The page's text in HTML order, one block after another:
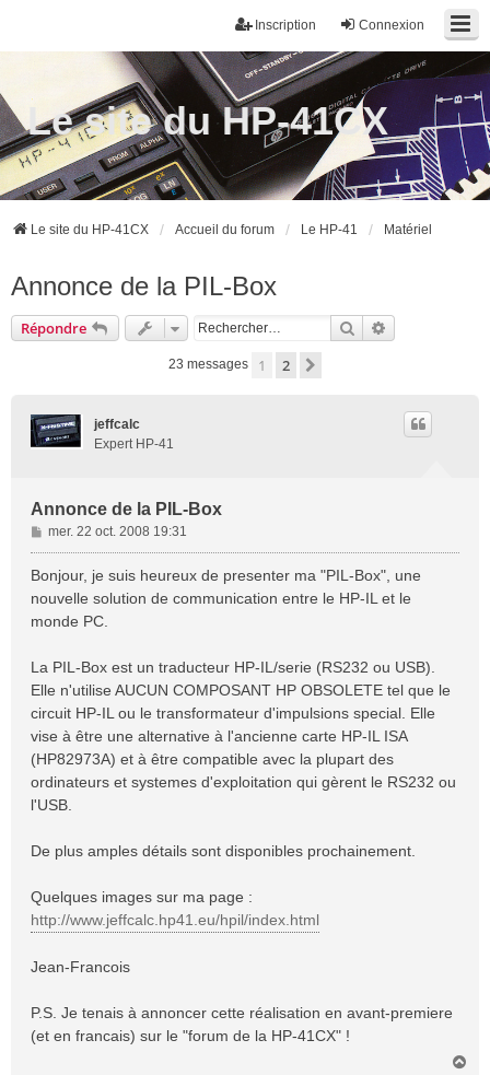
Connexion
Inscription
Le site du HP-41CX
Le site du HP-41CX Accueil du forum Le HP-41 Matériel
Annonce de la PIL-Box
Répondre Rechercher
23 messages 1 2
jeffcalc
Expert HP-41
Annonce de la PIL-Box
M
e
s
g
mer. 22 oct. 2008 19:31
Bonjour, je suis heureux de presenter ma "PIL-Box", une
nouvelle solution de communication entre le HP-IL et le
monde PC.
La PIL-Box est un traducteur HP-IL/serie (RS232 ou USB).
Elle n'utilise AUCUN COMPOSANT HP OBSOLETE tel que le
circuit HP-IL ou le transformateur d'impulsions special. Elle
vise à être une alternative à l'ancienne carte HP-IL ISA
(HP82973A) et à être compatible avec la plupart des
ordinateurs et systemes d'exploitation qui gèrent le RS232 ou
l'USB.
De plus amples détails sont disponibles prochainement.
Quelques images sur ma page :
http://www.jeffcalc.hp41.eu/hpil/index.html
Jean-Francois
P.S. Je tenais à annoncer cette réalisation en avant-premiere
(et en francais) sur le "forum de la HP-41CX" !